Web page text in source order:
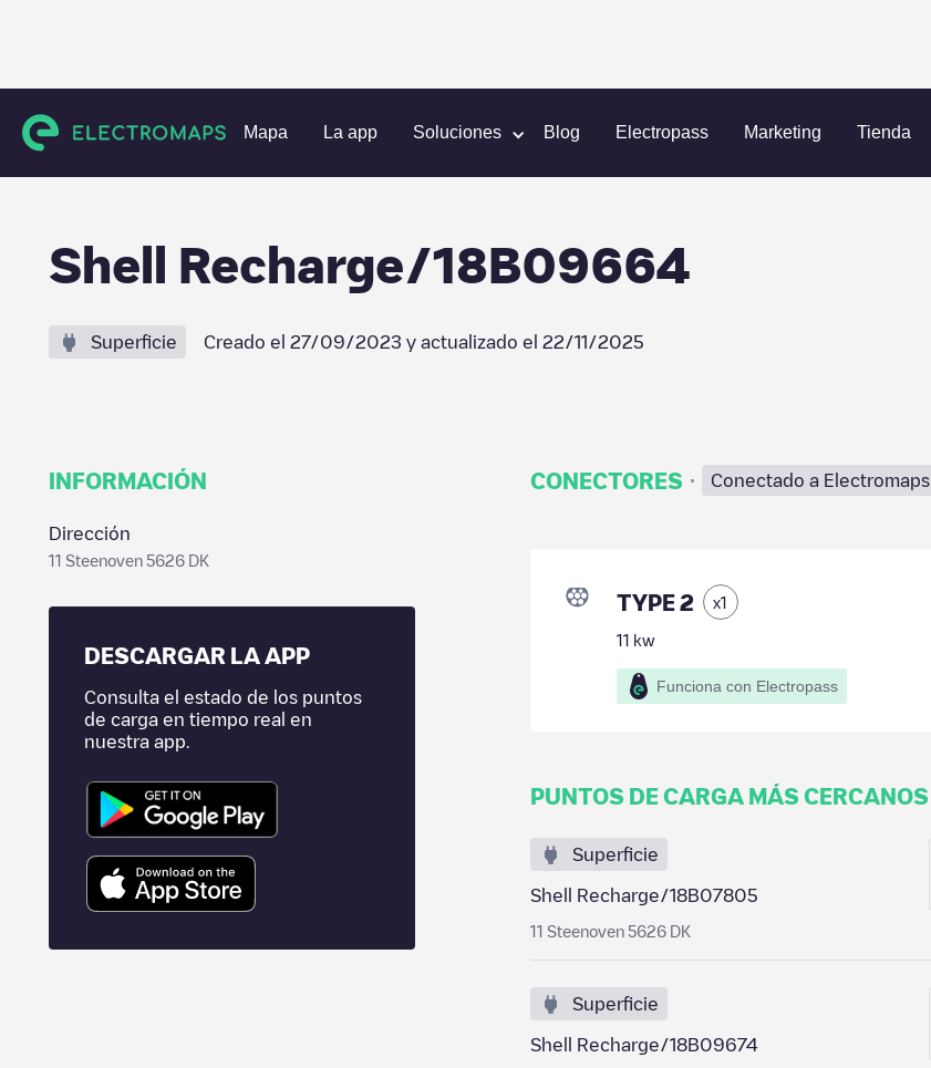
Mapa La app Soluciones Blog Electropass Marketing Tienda
Estaciones de carga Países Bajos Eindhoven Eindhoven Shell Recharge/18B09664
Shell Recharge/18B09664
Superficie Creado el 27/09/2023 y actualizado el 22/11/2025
INFORMACIÓN
Dirección
11 Steenoven 5626 DK
DESCARGAR LA APP
Consulta el estado de los puntos
de carga en tiempo real en
nuestra app.
CONECTORES · Conectado a Electromaps
TYPE 2 x1
11 kw
Funciona con Electropass
PUNTOS DE CARGA MÁS CERCANOS
Superficie
Shell Recharge/18B07805
11 Steenoven 5626 DK
Superficie
Shell Recharge/18B09674